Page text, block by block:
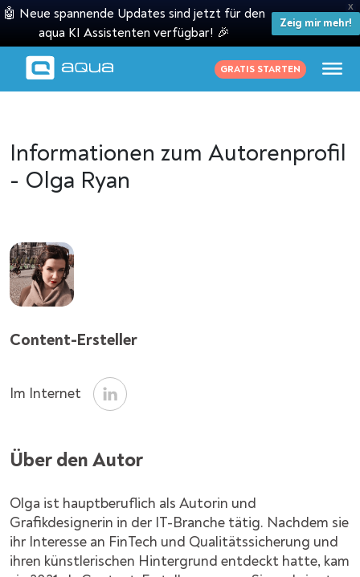
X
🤖 Neue spannende Updates sind jetzt für den
aqua KI Assistenten verfügbar! 🎉
Zeig mir mehr!
GRATIS STARTEN
Informationen zum Autorenprofil
- Olga Ryan
Content-Ersteller
Im Internet
Über den Autor
Olga ist hauptberuflich als Autorin und
Grafikdesignerin in der IT-Branche tätig. Nachdem sie
ihr Interesse an FinTech und Qualitätssicherung und
ihren künstlerischen Hintergrund entdeckt hatte, kam